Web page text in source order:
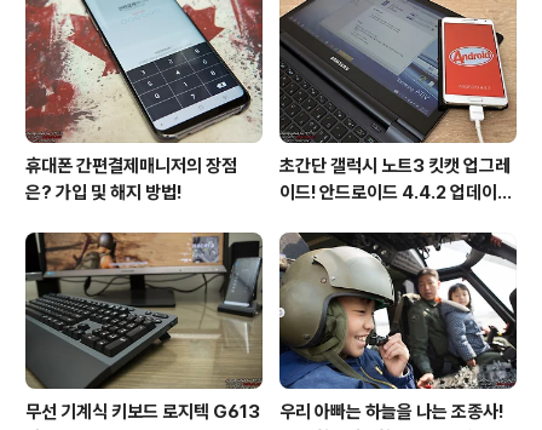
다. 80년대를 살아온 나에게는 생소한 것도 무척 많았지만
다행히 경주 촌놈인지라 낯익은 풍경도 제법 만날 수 있었
다. "미니스커트는 상상도 할 수 없..
휴대폰 간편결제매니저의 장점
은? 가입 및 해지 방법!
초간단 갤럭시 노트3 킷캣 업그레
이드! 안드로이드 4.4.2 업데이트
무선 기계식 키보드 로지텍 G613
우리 아빠는 하늘을 나는 조종사!